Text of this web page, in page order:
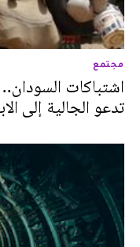
مجتمع
اشتباكات
تدعو الجالية إلى